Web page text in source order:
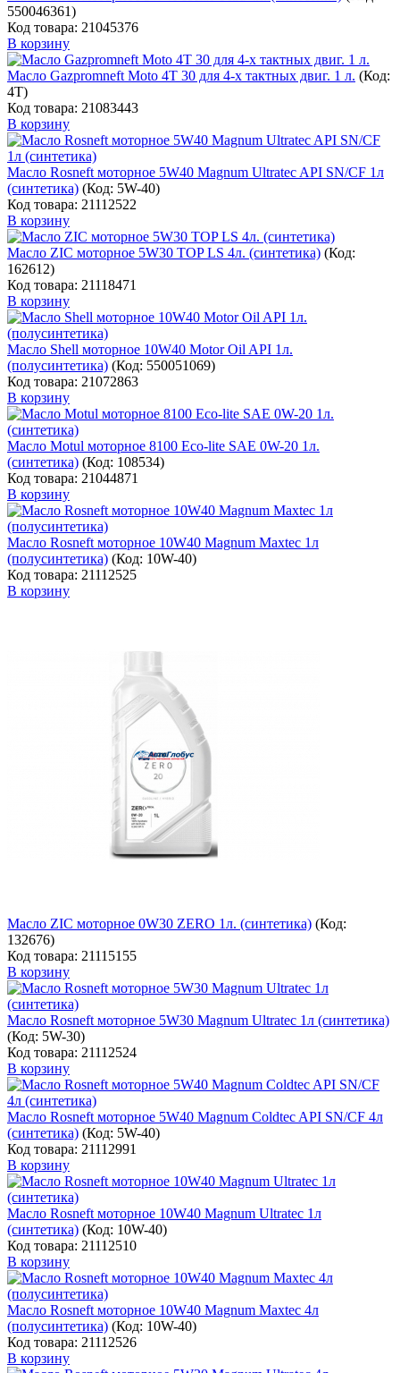
550046361)
Код товара: 21045376
В корзину
Масло Gazpromneft Moto 4Т 30 для 4-х тактных двиг. 1 л. (Код:
4T)
Код товара: 21083443
В корзину
Масло Rosneft моторное 5W40 Magnum Ultratec API SN/CF 1л
(синтетика) (Код: 5W-40)
Код товара: 21112522
В корзину
Масло ZIC моторное 5W30 TOP LS 4л. (синтетика) (Код:
162612)
Код товара: 21118471
В корзину
Масло Shell моторное 10W40 Motor Oil API 1л.
(полусинтетика) (Код: 550051069)
Код товара: 21072863
В корзину
Масло Motul моторное 8100 Eco-lite SAE 0W-20 1л.
(синтетика) (Код: 108534)
Код товара: 21044871
В корзину
Масло Rosneft моторное 10W40 Magnum Maxtec 1л
(полусинтетика) (Код: 10W-40)
Код товара: 21112525
В корзину
Масло ZIC моторное 0W30 ZERO 1л. (синтетика) (Код:
132676)
Код товара: 21115155
В корзину
Масло Rosneft моторное 5W30 Magnum Ultratec 1л (синтетика)
(Код: 5W-30)
Код товара: 21112524
В корзину
Масло Rosneft моторное 5W40 Magnum Coldtec API SN/CF 4л
(синтетика) (Код: 5W-40)
Код товара: 21112991
В корзину
Масло Rosneft моторное 10W40 Magnum Ultratec 1л
(синтетика) (Код: 10W-40)
Код товара: 21112510
В корзину
Масло Rosneft моторное 10W40 Magnum Maxtec 4л
(полусинтетика) (Код: 10W-40)
Код товара: 21112526
В корзину